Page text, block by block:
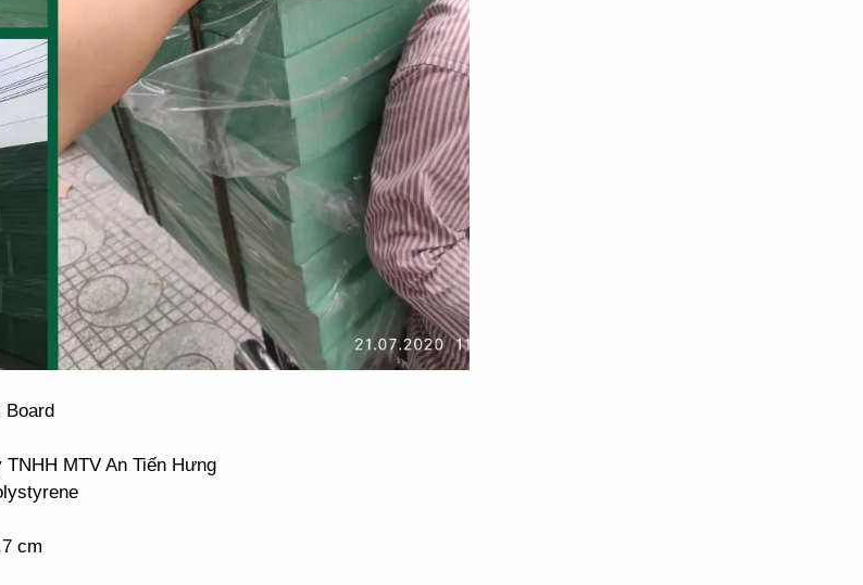
Board
MTV An Tiến Hưng
cm